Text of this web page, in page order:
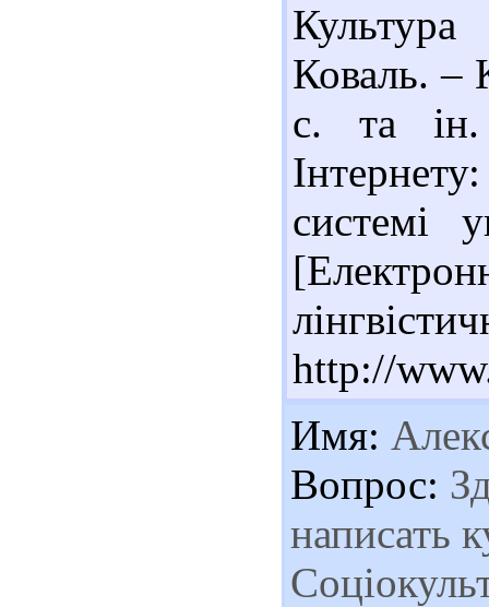
Коваль. –
с. та ін.
системі
http://
Имя:
Вопрос:
написать